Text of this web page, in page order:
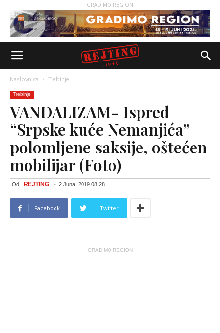
GRADIMO REGION
Naslovnica Trebinje
Trebinje
VANDALIZAM- Ispred
“Srpske kuće Nemanjića”
polomljene saksije, oštećen
mobilijar (Foto)
Od REJTING - 2 Juna, 2019 08:28
Facebook Twitter
GRADIMO REGION